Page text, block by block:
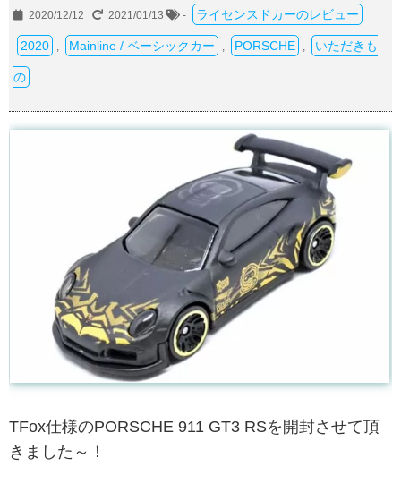
2020/12/12 2021/01/13 - ライセンスドカーのレビュー
2020 Mainline / ベーシックカー PORSCHE いただきも
の
TFox仕様のPORSCHE 911 GT3 RSを開封させて頂
きました～！